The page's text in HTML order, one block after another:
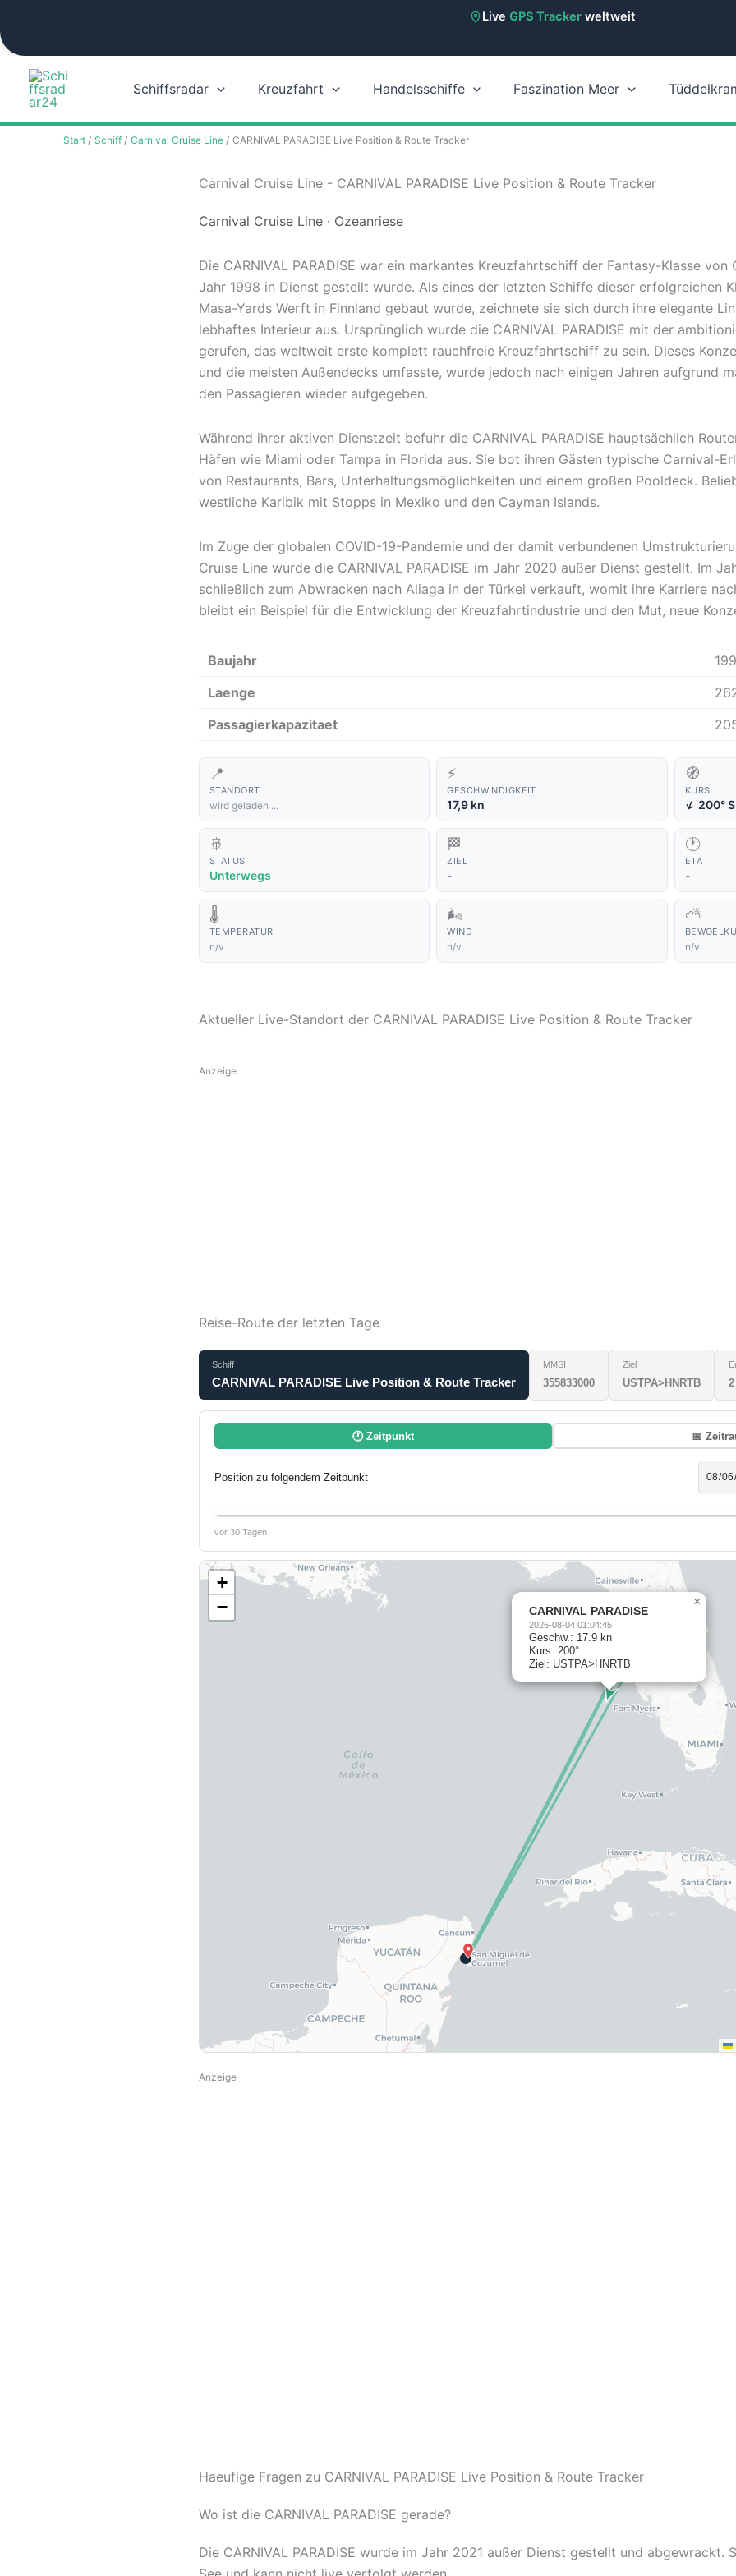
Live GPS Trackerweltweit
Zum
springen
Schiffsradar Kreuzfahrt Handelsschiffe Faszination Meer
Start Schiff Carnival Cruise Line CARNIVAL PARADISE Live Position & Route Tracker
Carnival Cruise Line - CARNIVAL PARADISE Live Position & Route Tracker
Carnival Cruise Line · Ozeanriese
Die CARNIVAL PARADISE war ein markantes Kreuzfahrtschiff der Fantasy-Klasse von
Jahr 1998 in Dienst gestellt wurde. Als eines der letzten Schiffe dieser erfolgreichen
Masa-Yards Werft in Finnland gebaut wurde, zeichnete sie sich durch ihre elegante
lebhaftes Interieur aus. Ursprünglich wurde die CARNIVAL PARADISE mit der
gerufen, das weltweit erste komplett rauchfreie Kreuzfahrtschiff zu sein. Dieses
und die meisten Außendecks umfasste, wurde jedoch nach einigen Jahren aufgrund
den Passagieren wieder aufgegeben.
Während ihrer aktiven Dienstzeit befuhr die CARNIVAL PARADISE hauptsächlich
Häfen wie Miami oder Tampa in Florida aus. Sie bot ihren Gästen typische Carnival-
von Restaurants, Bars, Unterhaltungsmöglichkeiten und einem großen Pooldeck.
westliche Karibik mit Stopps in Mexiko und den Cayman Islands.
Im Zuge der globalen COVID-19-Pandemie und der damit verbundenen
Cruise Line wurde die CARNIVAL PARADISE im Jahr 2020 außer Dienst gestellt. Im
schließlich zum Abwracken nach Aliaga in der Türkei verkauft, womit ihre Karriere
bleibt ein Beispiel für die Entwicklung der Kreuzfahrtindustrie und den Mut, neue
Baujahr
Laenge
Passagierkapazitaet
📍
STANDORT
wird geladen ...
⚡
GESCHWINDIGKEIT
17,9 kn
🧭
KURS
↑ 200°
🚢
STATUS
Unterwegs
🏁
ZIEL
-
🕐
ETA
-
🌡️
TEMPERATUR
n/v
🌬️
WIND
n/v
⛅
n/v
Aktueller Live-Standort der CARNIVAL PARADISE Live Position & Route Tracker
Anzeige
Reise-Route der letzten Tage
Schiff
CARNIVAL PARADISE Live Position & Route Tracker
MMSI
355833000
Ziel
USTPA>HNRTB 2
🕐 Zeitpunkt 📅
Position zu folgendem Zeitpunkt
vor 30 Tagen
CARNIVAL PARADISE
2026-08-04 01:04:45
Geschw.: 17.9 kn
Kurs: 200°
Ziel: USTPA>HNRTB
×
+
−
Anzeige
Haeufige Fragen zu CARNIVAL PARADISE Live Position & Route Tracker
Wo ist die CARNIVAL PARADISE gerade?
Die CARNIVAL PARADISE wurde im Jahr 2021 außer Dienst gestellt und abgewrackt.